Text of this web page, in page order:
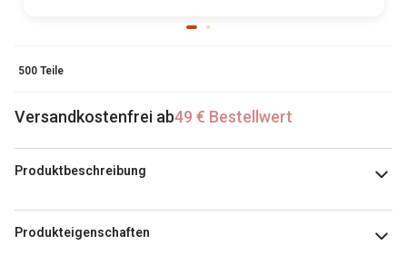
500 Teile
Versandkostenfrei ab49 € Bestellwert
Produktbeschreibung
Mgl
Produkteigenschaften